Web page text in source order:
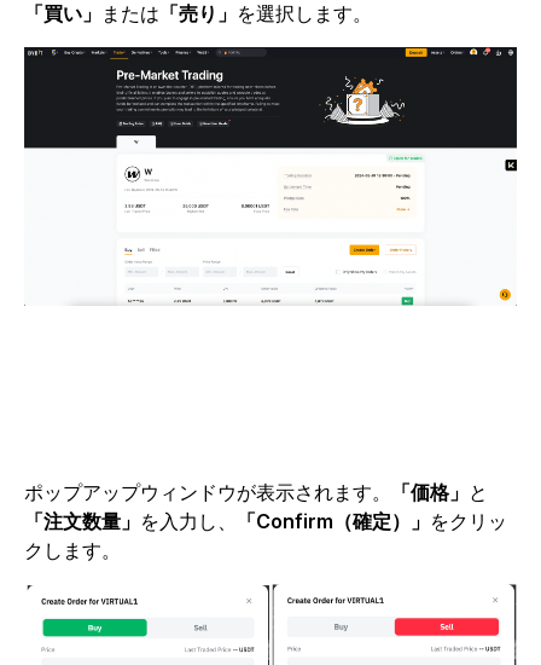
「買い」 または 「売り」 を選択します。
ポップアップウィンドウが表示されます。 「価格」 と
「注文数量」 を入力し、 「Confirm（確定）」 をクリッ
クします。